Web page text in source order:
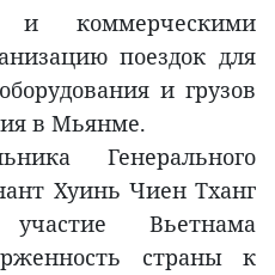
коммерческими
поездок для
и грузов
в Мьянме.
Генерального
Хуинь Чиен Тханг
Вьетнама
страны к